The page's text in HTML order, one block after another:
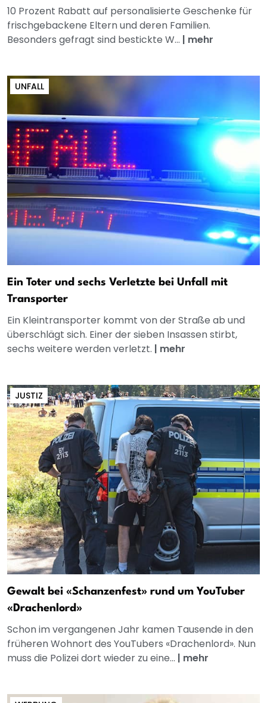
10 Prozent Rabatt auf personalisierte Geschenke für
frischgebackene Eltern und deren Familien.
Besonders gefragt sind bestickte W... | mehr
UNFALL
Ein Toter und sechs Verletzte bei Unfall mit
Transporter
Ein Kleintransporter kommt von der Straße ab und
überschlägt sich. Einer der sieben Insassen stirbt,
sechs weitere werden verletzt. | mehr
JUSTIZ
Gewalt bei «Schanzenfest» rund um YouTuber
«Drachenlord»
Schon im vergangenen Jahr kamen Tausende in den
früheren Wohnort des YouTubers «Drachenlord». Nun
muss die Polizei dort wieder zu eine... | mehr